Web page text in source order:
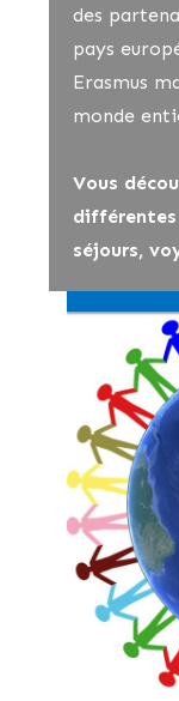
des
pays
Erasmus
monde
Vous
différentes
séjours,